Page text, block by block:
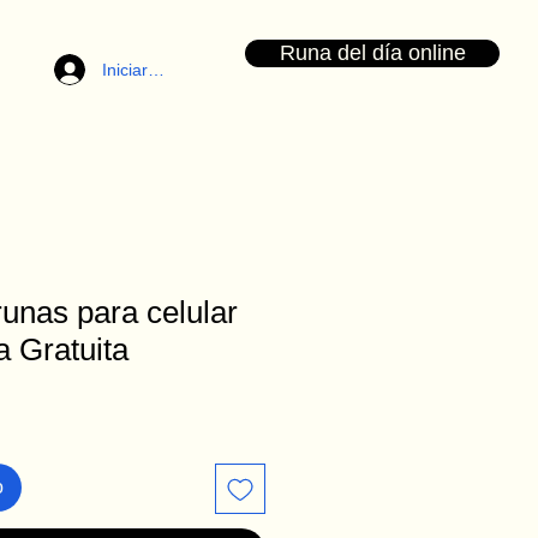
Iniciar sesión
Runa del día online
para celular
Gratuita